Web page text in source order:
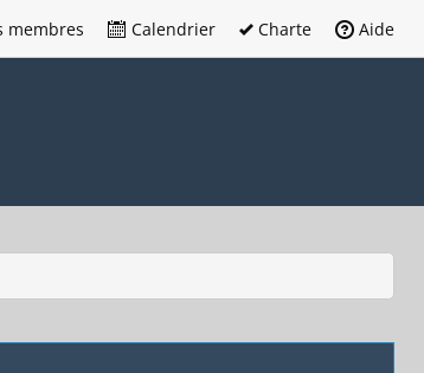
membres Calendrier Charte Aide